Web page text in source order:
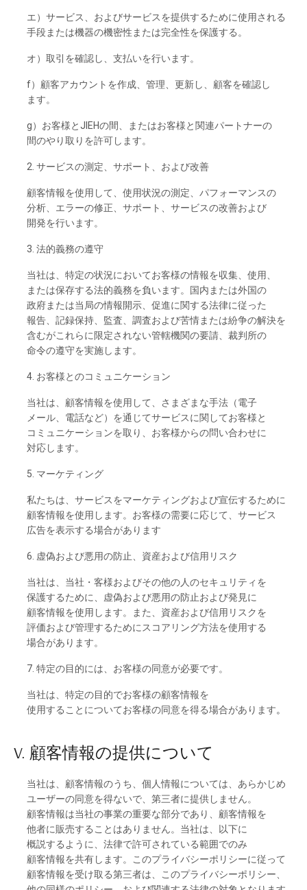
エ） サービス、 およびサービスを提供するために使用さ れる
手段または機器の機密性または完全性を保護する。
オ） 取引を確認し、 支払いを行います。
f）顧客アカウントを作成、 管理、 更新し、 顧客を確認し
ます。
g）お客様とJIEHの間、 またはお客様と 関連パートナーの
間のやり取りを許可し ます。
2. サービスの測定、 サポート、 および改善
顧客情報を使用して、 使用状況の測定、 パフォーマンスの
分析、 エラーの修正、 サポート、 サービスの改善および
開発を行います。
3. 法的義務の遵守
当社は、 特定の状況においてお客様の情報を収集、 使用、
または保存する法的義務を負います。 国内または外国の
政府または当局の情報開示、 促進に関する法律に従った
報告、 記録保持、 監査、 調査および苦情または紛争の解決を
含むがこれらに 限定さ れない管轄機関の要請、 裁判所の
命令の遵守を実施し ます。
4. お客様とのコミュニケーション
当社は、 顧客情報を使用して、さまざまな手法（電子
メール、 電話など）を通じてサービスに関してお客様と
コミュニケーションを取り、お客様からの問い合わせに
対応し ます。
5. マーケティング
私たちは、 サービスをマーケティングおよび宣伝するために
顧客情報を使用し ます。 お客様の需要に応じて、 サービス
広告を表示する場合があります
6. 虚偽および悪用の防止、 資産および信用 リスク
当社は、 当社 ・ 客様およびその他の人のセキュリティを
保護するために、
虚偽および悪用の防止および発見に
顧客情報を使用し ます。 また、 資産および信用 リスクを
評価および管理するために スコアリング方法を使用する
場合があります。
7. 特定の目的には、 お客様の同意が必要です。
当社は、 特定の目的でお客様の顧客情報を
使用することについてお客様の同意を得る場合があります。
V. 顧客情報の提供について
当社は、 顧客情報のうち、 個人情報については、 あらかじめ
ユーザーの同意を得ないで、 第三者に提供し ません。
顧客情報は当社の事業の重要な部分であり、 顧客情報を
他者に販売することはありません。 当社は、
以下に
概説するように、 法律で許可さ れている範囲でのみ
顧客情報を共有し ます。 このプライバシーポリシーに従って
顧客情報を受け取る第三者は、このプライバシーポリシー、